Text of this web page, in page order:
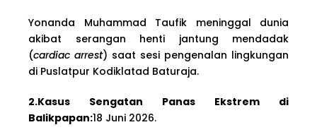
Yonanda Muhammad Taufik meninggal dunia
akibat serangan henti jantung mendadak
(cardiac arrest) saat sesi pengenalan lingkungan
di Puslatpur Kodiklatad Baturaja.
2.Kasus Sengatan Panas Ekstrem di
Balikpapan:18 Juni 2026.